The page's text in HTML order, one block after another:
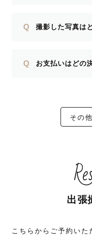
Q 撮影した写真は
Q お支払いはどの
その
出張
こちらからご予約いた